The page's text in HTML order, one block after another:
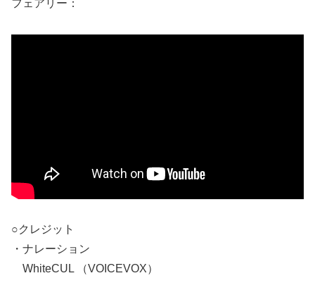
フェアリー：
○クレジット
・ナレーション
WhiteCUL （VOICEVOX）